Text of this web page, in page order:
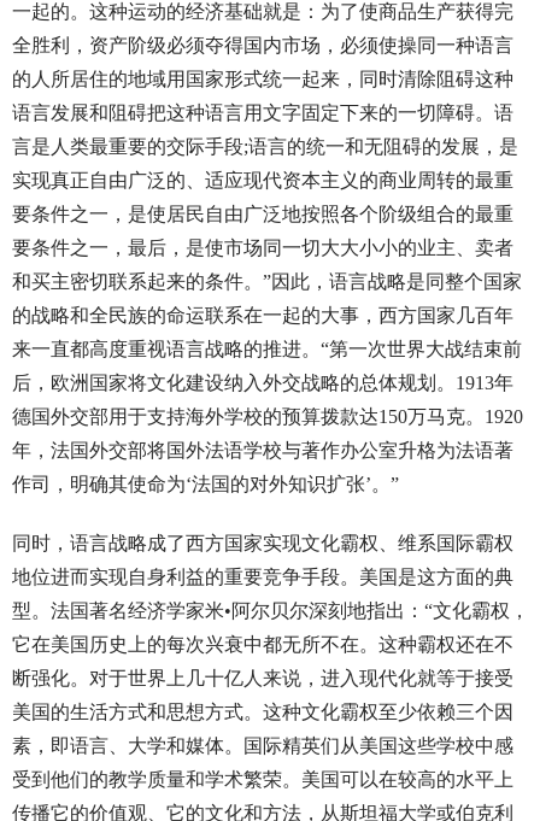
一起的。这种运动的经济基础就是：为了使商品生产获得完
全胜利，资产阶级必须夺得国内市场，必须使操同一种语言
的人所居住的地域用国家形式统一起来，同时清除阻碍这种
语言发展和阻碍把这种语言用文字固定下来的一切障碍。语
言是人类最重要的交际手段;语言的统一和无阻碍的发展，是
实现真正自由广泛的、适应现代资本主义的商业周转的最重
要条件之一，是使居民自由广泛地按照各个阶级组合的最重
要条件之一，最后，是使市场同一切大大小小的业主、卖者
和买主密切联系起来的条件。”因此，语言战略是同整个国家
的战略和全民族的命运联系在一起的大事，西方国家几百年
来一直都高度重视语言战略的推进。“第一次世界大战结束前
后，欧洲国家将文化建设纳入外交战略的总体规划。1913年
德国外交部用于支持海外学校的预算拨款达150万马克。1920
年，法国外交部将国外法语学校与著作办公室升格为法语著
作司，明确其使命为‘法国的对外知识扩张’。”
同时，语言战略成了西方国家实现文化霸权、维系国际霸权
地位进而实现自身利益的重要竞争手段。美国是这方面的典
型。法国著名经济学家米•阿尔贝尔深刻地指出：“文化霸权，
它在美国历史上的每次兴衰中都无所不在。这种霸权还在不
断强化。对于世界上几十亿人来说，进入现代化就等于接受
美国的生活方式和思想方式。这种文化霸权至少依赖三个因
素，即语言、大学和媒体。国际精英们从美国这些学校中感
受到他们的教学质量和学术繁荣。美国可以在较高的水平上
传播它的价值观、它的文化和方法，从斯坦福大学或伯克利